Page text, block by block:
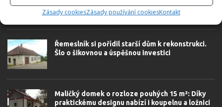
Zásady cookiesZásady používání cookiesKontakt
hostům
Řemeslník si pořídil starší dům k rekonstrukci.
Šlo o šikovnou a úspěšnou investici
Maličký domek o rozloze pouhých 15 m²: Díky
praktickému designu nabízí i koupelnu a ložnici